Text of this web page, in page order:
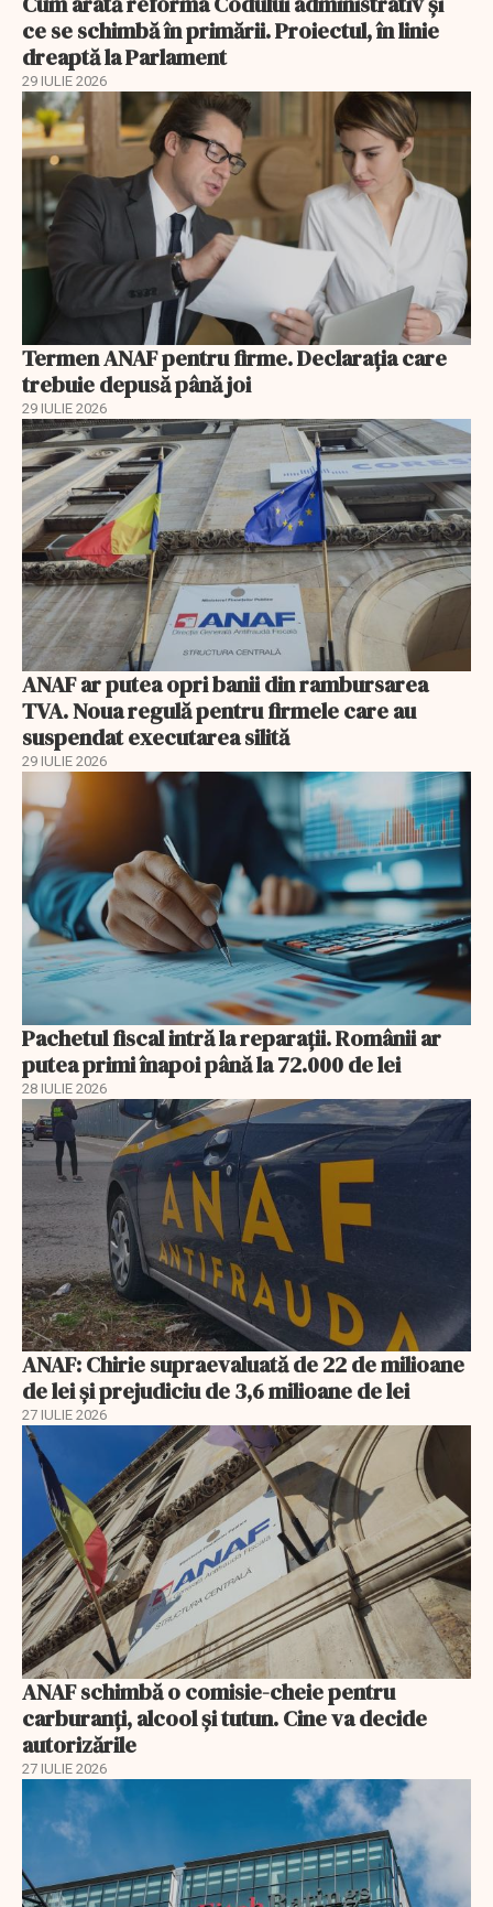
ce se schimbă în primării. Proiectul, în linie
dreaptă la Parlament
29 IULIE 2026
Termen ANAF pentru firme. Declarația care
trebuie depusă până joi
29 IULIE 2026
ANAF ar putea opri banii din rambursarea
TVA. Noua regulă pentru firmele care au
suspendat executarea silită
29 IULIE 2026
Pachetul fiscal intră la reparații. Românii ar
putea primi înapoi până la 72.000 de lei
28 IULIE 2026
ANAF: Chirie supraevaluată de 22 de milioane
de lei și prejudiciu de 3,6 milioane de lei
27 IULIE 2026
ANAF schimbă o comisie-cheie pentru
carburanți, alcool și tutun. Cine va decide
autorizările
27 IULIE 2026